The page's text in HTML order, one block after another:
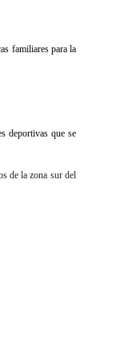
familiares para la
deportivas que se
de la zona sur del